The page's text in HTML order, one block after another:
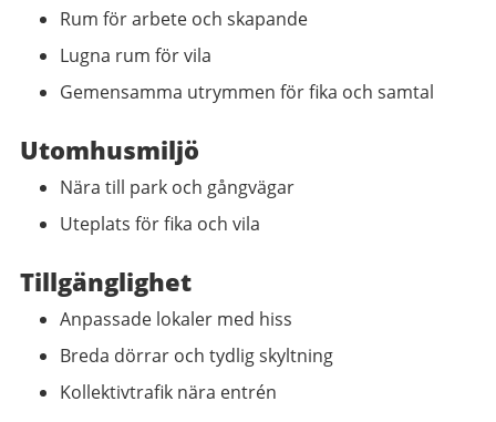
Rum för arbete och skapande
Lugna rum för vila
Gemensamma utrymmen för fika och samtal
Utomhusmiljö
Nära till park och gångvägar
Uteplats för fika och vila
Tillgänglighet
Anpassade lokaler med hiss
Breda dörrar och tydlig skyltning
Kollektivtrafik nära entrén